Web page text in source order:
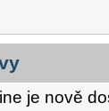
je nově